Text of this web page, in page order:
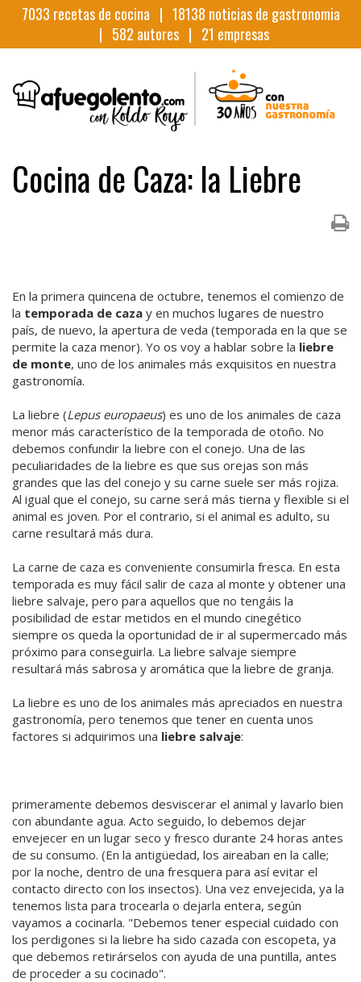
7033 recetas de cocina | 18138 noticias de gastronomia
| 582 autores | 21 empresas
Cocina de Caza: la Liebre
En la primera quincena de octubre, tenemos el comienzo de
la temporada de caza y en muchos lugares de nuestro
país, de nuevo, la apertura de veda (temporada en la que se
permite la caza menor). Yo os voy a hablar sobre la liebre
de monte, uno de los animales más exquisitos en nuestra
gastronomía.
La liebre (Lepus europaeus) es uno de los animales de caza
menor más característico de la temporada de otoño. No
debemos confundir la liebre con el conejo. Una de las
peculiaridades de la liebre es que sus orejas son más
grandes que las del conejo y su carne suele ser más rojiza.
Al igual que el conejo, su carne será más tierna y flexible si el
animal es joven. Por el contrario, si el animal es adulto, su
carne resultará más dura.
La carne de caza es conveniente consumirla fresca. En esta
temporada es muy fácil salir de caza al monte y obtener una
liebre salvaje, pero para aquellos que no tengáis la
posibilidad de estar metidos en el mundo cinegético
siempre os queda la oportunidad de ir al supermercado más
próximo para conseguirla. La liebre salvaje siempre
resultará más sabrosa y aromática que la liebre de granja.
La liebre es uno de los animales más apreciados en nuestra
gastronomía, pero tenemos que tener en cuenta unos
factores si adquirimos una liebre salvaje:
primeramente debemos desviscerar el animal y lavarlo bien
con abundante agua. Acto seguido, lo debemos dejar
envejecer en un lugar seco y fresco durante 24 horas antes
de su consumo. (En la antigüedad, los aireaban en la calle;
por la noche, dentro de una fresquera para así evitar el
contacto directo con los insectos). Una vez envejecida, ya la
tenemos lista para trocearla o dejarla entera, según
vayamos a cocinarla. "Debemos tener especial cuidado con
los perdigones si la liebre ha sido cazada con escopeta, ya
que debemos retirárselos con ayuda de una puntilla, antes
de proceder a su cocinado".